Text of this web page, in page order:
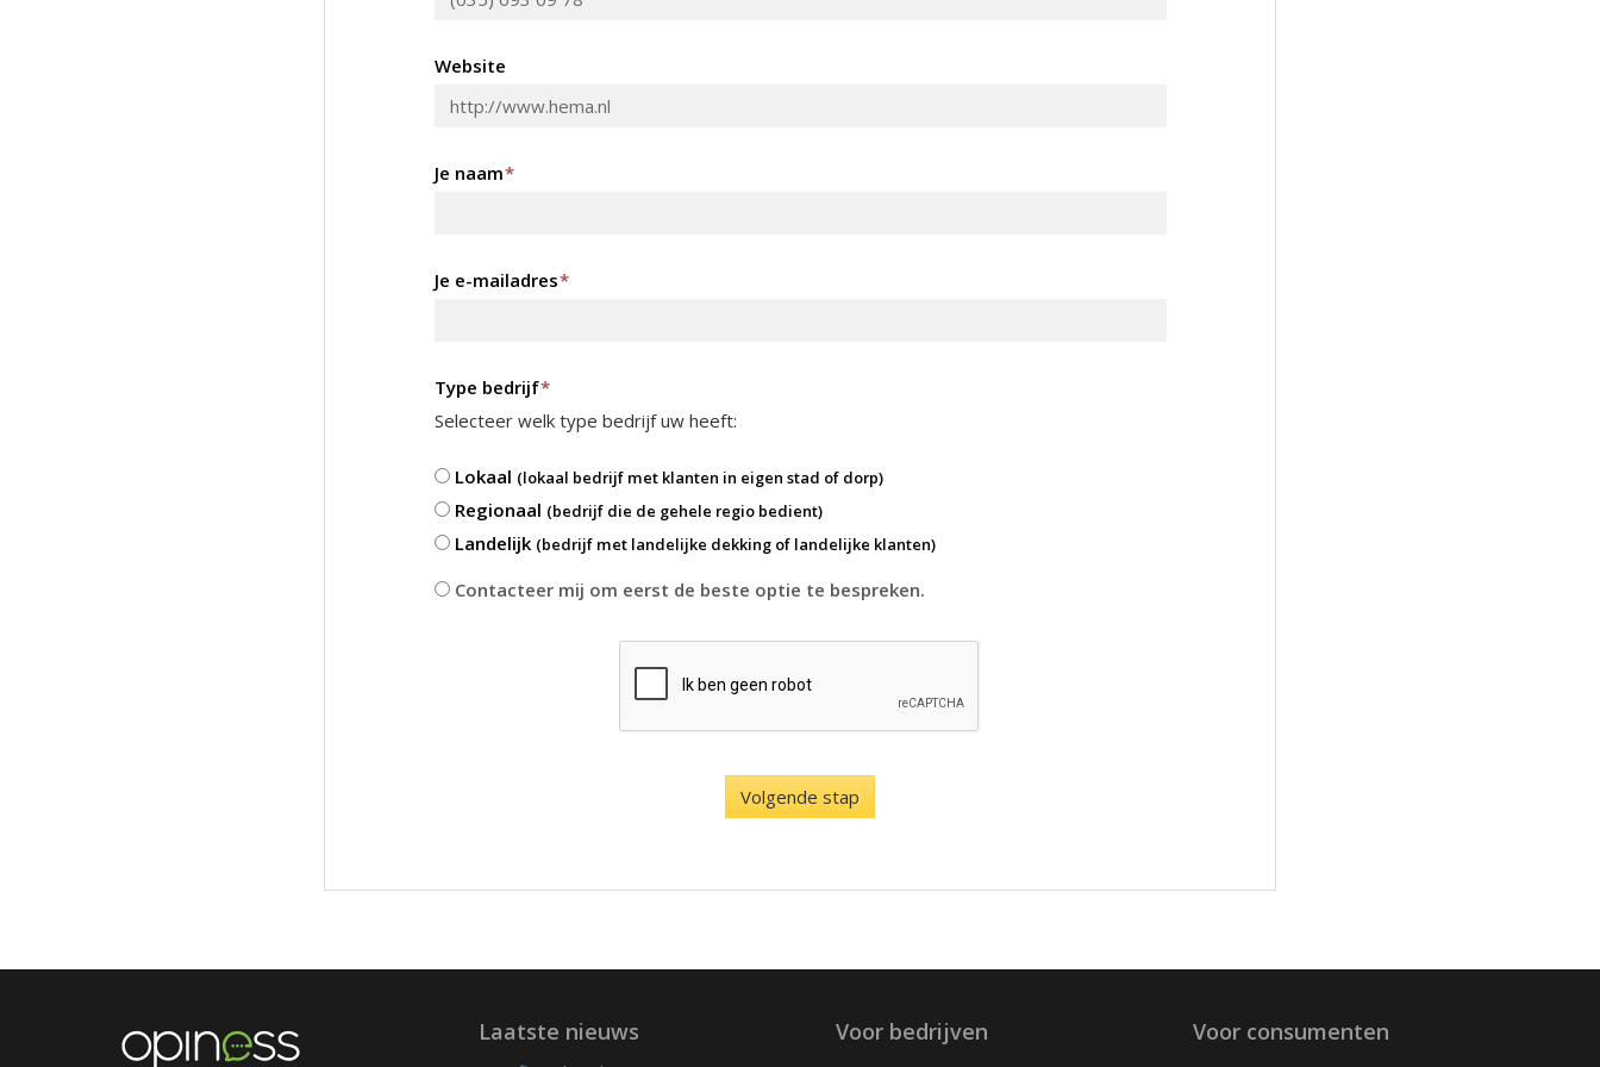
Website
Je naam*
Je e-mailadres*
Type bedrijf*
Selecteer welk type bedrijf uw heeft:
Lokaal (lokaal bedrijf met klanten in eigen stad of dorp)
Regionaal (bedrijf die de gehele regio bedient)
Landelijk (bedrijf met landelijke dekking of landelijke klanten)
Contacteer mij om eerst de beste optie te bespreken.
Laatste nieuws Voor bedrijven Voor consumenten